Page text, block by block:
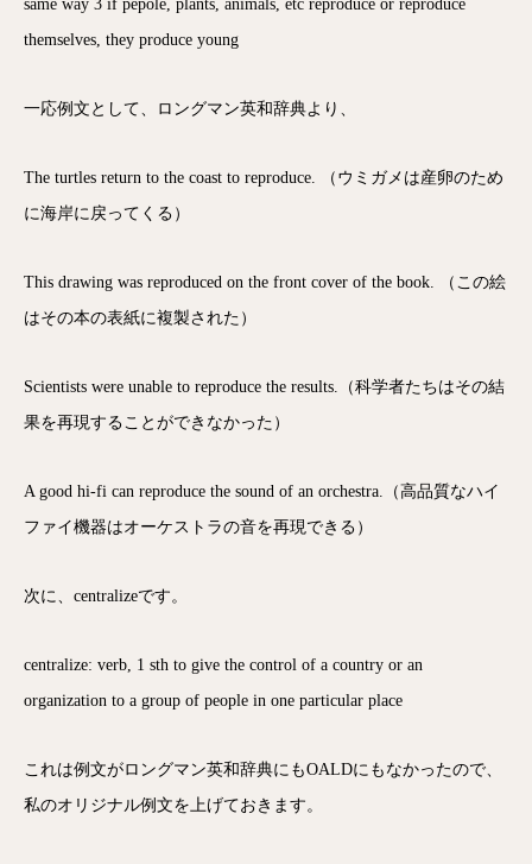
same way 3 if pepole, plants, animals, etc reproduce or reproduce
themselves, they produce young
一応例文として、ロングマン英和辞典より、
The turtles return to the coast to reproduce. （ウミガメは産卵のため
に海岸に戻ってくる）
This drawing was reproduced on the front cover of the book. （この絵
はその本の表紙に複製された）
Scientists were unable to reproduce the results.（科学者たちはその結
果を再現することができなかった）
A good hi-fi can reproduce the sound of an orchestra.（高品質なハイ
ファイ機器はオーケストラの音を再現できる）
次に、centralizeです。
centralize: verb, 1 sth to give the control of a country or an
organization to a group of people in one particular place
これは例文がロングマン英和辞典にもOALDにもなかったので、
私のオリジナル例文を上げておきます。